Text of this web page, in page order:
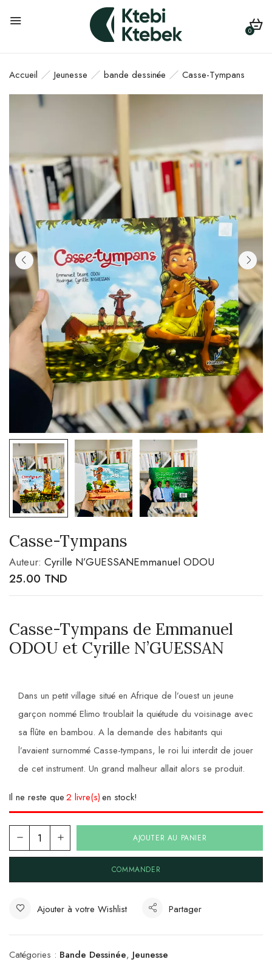
0
Accueil Jeunesse bande dessinée Casse-Tympans
Casse-Tympans
Auteur: Cyrille N’GUESSANEmmanuel ODOU
25.00 TND
Casse-Tympans de Emmanuel
ODOU et Cyrille N’GUESSAN
Dans un petit village situé en Afrique de l’ouest un jeune
garçon nommé Elimo troublait la quiétude du voisinage avec
sa flûte en bambou. A la demande des habitants qui
l’avaient surnommé Casse-tympans, le roi lui interdit de jouer
de cet instrument. Un grand malheur allait alors se produit.
Il ne reste que2 livre(s)en stock!
AJOUTER AU PANIER
COMMANDER
Ajouter à votre Wishlist Partager
Catégories : Bande Dessinée, Jeunesse